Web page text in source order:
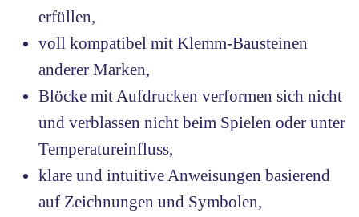
erfüllen,
voll kompatibel mit Klemm-Bausteinen
anderer Marken,
Blöcke mit Aufdrucken verformen sich nicht
und verblassen nicht beim Spielen oder unter
Temperatureinfluss,
klare und intuitive Anweisungen basierend
auf Zeichnungen und Symbolen,